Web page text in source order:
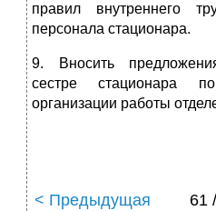
правил внутреннего
персонала стационара.
9. Вносить
сестре стационара
организации работы
< Предыдущая 61